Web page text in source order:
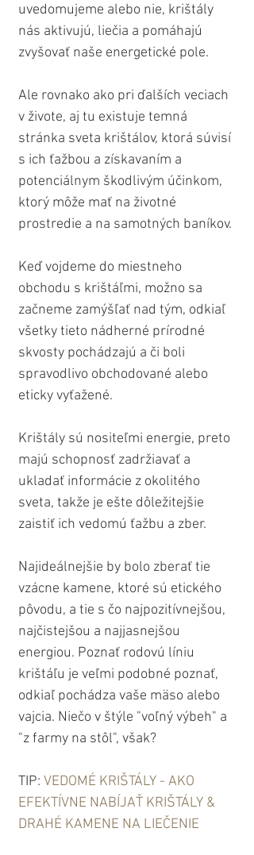
uvedomujeme alebo nie, krištály
nás aktivujú, liečia a pomáhajú
zvyšovať naše energetické pole.
Ale rovnako ako pri ďalších veciach
v živote, aj tu existuje temná
stránka sveta krištálov, ktorá súvisí
s ich ťažbou a získavaním a
potenciálnym škodlivým účinkom,
ktorý môže mať na životné
prostredie a na samotných baníkov.
Keď vojdeme do miestneho
obchodu s krištáľmi, možno sa
začneme zamýšľať nad tým, odkiaľ
všetky tieto nádherné prírodné
skvosty pochádzajú a či boli
spravodlivo obchodované alebo
eticky vyťažené.
Krištály sú nositeľmi energie, preto
majú schopnosť zadržiavať a
ukladať informácie z okolitého
sveta, takže je ešte dôležitejšie
zaistiť ich vedomú ťažbu a zber.
Najideálnejšie by bolo zberať tie
vzácne kamene, ktoré sú etického
pôvodu, a tie s čo najpozitívnejšou,
najčistejšou a najjasnejšou
energiou. Poznať rodovú líniu
krištáľu je veľmi podobné poznať,
odkiaľ pochádza vaše mäso alebo
vajcia. Niečo v štýle "voľný výbeh" a
"z farmy na stôl", však?
TIP: VEDOMÉ KRIŠTÁLY - AKO
EFEKTÍVNE NABÍJAŤ KRIŠTÁLY &
DRAHÉ KAMENE NA LIEČENIE